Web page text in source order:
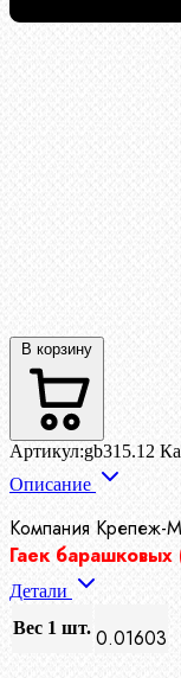
В корзину
Артикул:gb315.12
Описание
Компания Крепеж-
Гаек
Детали
Вес 1 шт. 0.01603